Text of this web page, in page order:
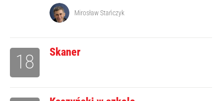
Mirosław Stańczyk
Skaner
18